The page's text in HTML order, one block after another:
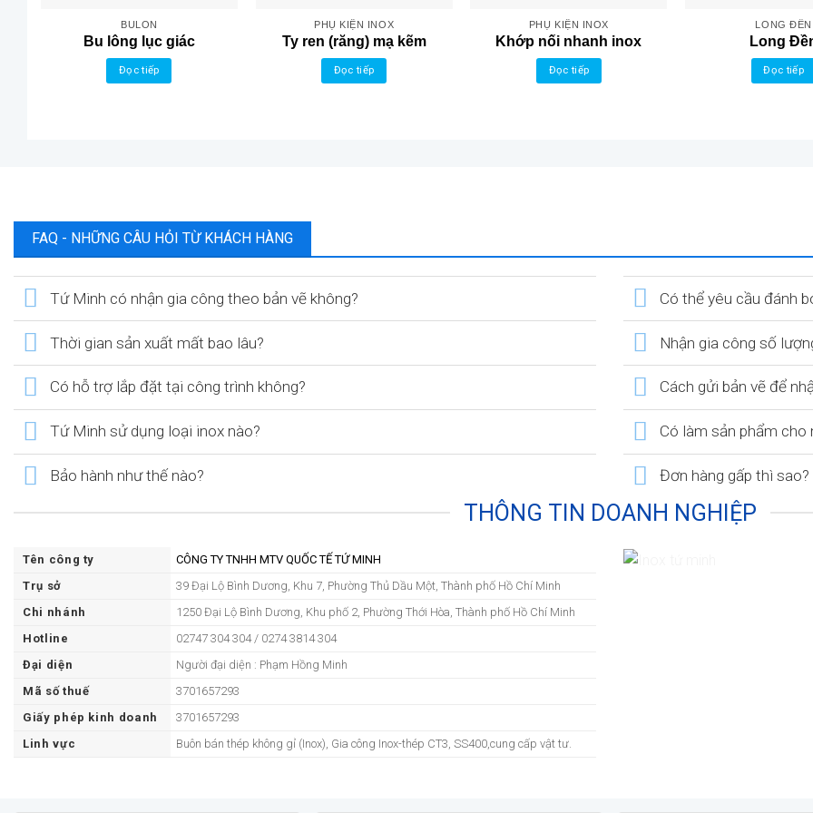
BULON
Bu lông lục giác
Đọc tiếp
PHỤ KIỆN INOX
Ty ren (răng) mạ kẽm
Đọc tiếp
PHỤ KIỆN INOX
Khớp nối nhanh inox
Đọc tiếp
LONG ĐỀN
Long
Đọc tiếp
FAQ - NHỮNG CÂU HỎI TỪ KHÁCH HÀNG
Tứ Minh có nhận gia công theo bản vẽ không?
Thời gian sản xuất mất bao lâu?
Có hỗ trợ lắp đặt tại công trình không?
Tứ Minh sử dụng loại inox nào?
Bảo hành như thế nào?
Có thể yêu cầu đánh
Nhận gia công số
Cách gửi bản vẽ để
Có làm sản phẩm cho
Đơn hàng gấp thì sao?
THÔNG TIN DOANH NGHIỆP
Tên công ty
CÔNG TY TNHH MTV QUỐC TẾ TỨ MINH
Trụ sở
39 Đại Lộ Bình Dương, Khu 7, Phường Thủ Dầu Một, Thành phố Hồ Chí Minh
Chi nhánh
1250 Đại Lộ Bình Dương, Khu phố 2, Phường Thới Hòa, Thành phố Hồ Chí Minh
Hotline
02747 304 304 / 0274 3814 304
Đại diện
Người đại diện : Phạm Hồng Minh
Mã số thuế
3701657293
Giấy phép kinh doanh
3701657293
Linh vực
Buôn bán thép không gỉ (Inox), Gia công Inox-thép CT3, SS400,cung cấp vật tư.